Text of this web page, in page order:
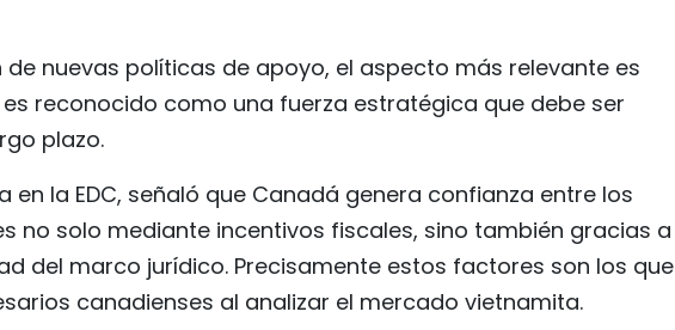
nuevas políticas de apoyo, el aspecto más relevante es
reconocido como una fuerza estratégica que debe ser
plazo.
en la EDC, señaló que Canadá genera confianza entre los
no solo mediante incentivos fiscales, sino también gracias a
del marco jurídico. Precisamente estos factores son los que
canadienses al analizar el mercado vietnamita.